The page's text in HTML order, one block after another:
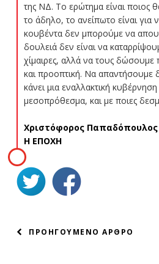
της ΝΔ. Το ερώτημα είναι ποιος
το άδηλο, το ανείπωτο είναι για
κουβέντα δεν μπορούμε να
δουλειά δεν είναι να
χίμαιρες, αλλά να τους δώσουμε
και προοπτική. Να απαντήσουμε
κάνει μια εναλλακτική
μεσοπρόθεσμα, και με ποιες
Χριστόφορος Παπαδόπουλος
Η ΕΠΟΧΗ
ΠΛΟΗΓΗΣΗ
ΠΡΟΗΓΟΥΜΕΝΟ ΑΡΘΡΟ